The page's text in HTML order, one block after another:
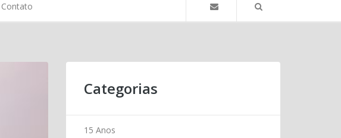
Contato
Categorias
15 Anos